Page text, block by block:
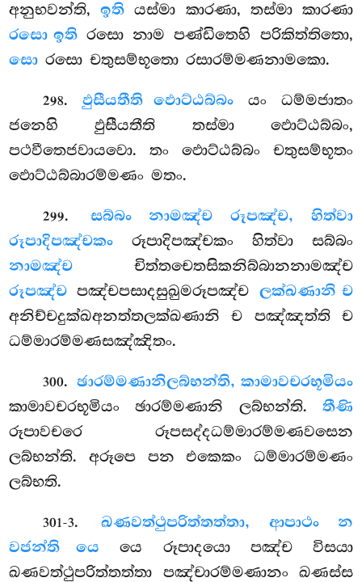
අනුභවන්ති,ඉති යස්මා කාරණා, තස්මා කාරණා
රසො ඉතිරසො නාම පණ්ඩිතෙහි පරිකිත්තිතො,
සො රසො චතුසම්භූතො රසාරම්මණනාමකො.
298. ඵුසීයතීති ඵොට්ඨබ්බංයං ධම්මජාතං
ජනෙහි ඵුසීයතීති තස්මා ඵොට්ඨබ්බං,
පථවීතෙජවායවො. තං ඵොට්ඨබ්බං චතුසම්භූතං
ඵොට්ඨබ්බාරම්මණං මතං.
299. සබ්බං නාමඤ්ච රූපඤ්ච, හිත්වා
රූපාදිපඤ්චකං රූපාදිපඤ්චකං හිත්වා සබ්බං
නාමඤ්ච චිත්තචෙතසිකනිබ්බානනාමඤ්ච
රූපඤ්ච පඤ්චපසාදසුඛුමරූපඤ්ච ලක්ඛණානි ච
අනිච්චදුක්ඛඅනත්තලක්ඛණානි ච පඤ්ඤත්ති ච
ධම්මාරම්මණසඤ්ඤිතං.
300.ඡාරම්මණානිලබ්භන්ති, කාමාවචරභූමියං
කාමාවචරභූමියං ඡාරම්මණානි ලබ්භන්ති. තීණි
රූපාවචරෙ රූපසද්දධම්මාරම්මණවසෙන
ලබ්භන්ති. අරූපෙ පන එකෙකං ධම්මාරම්මණං
ලබ්භති.
301-3.ඛණවත්ථුපරිත්තත්තා, ආපාථං න
වජන්ති යෙ යෙ රූපාදයො පඤ්ච විසයා
ඛණවත්ථුපරිත්තත්තා පඤ්චාරම්මණානං ඛණස්ස